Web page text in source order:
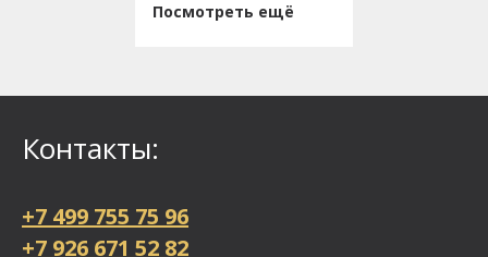
Посмотреть ещё
Контакты:
+7 499 755 75 96
+7 926 671 52 82